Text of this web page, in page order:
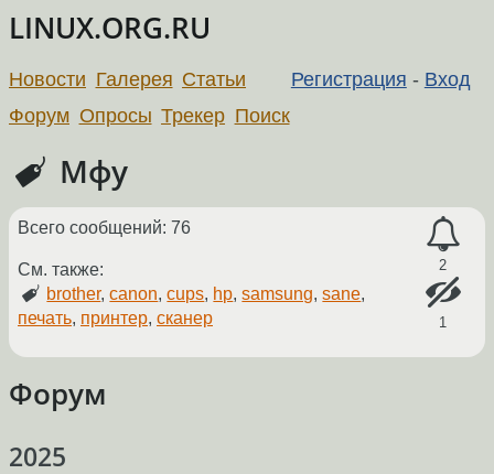
LINUX.ORG.RU
Регистрация - Вход
Новости Галерея Статьи
Форум Опросы Трекер Поиск
Мфу
2
1
Всего сообщений: 76
См. также:
brother,canon,cups, hp,samsung,sane,
печать, принтер, сканер
Форум
2025